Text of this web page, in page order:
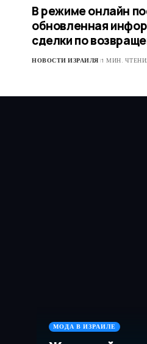
В режиме онлайн
обновленная
сделки по
НОВОСТИ ИЗРАИЛЯ 1 МИН.
МОДА В ИЗРАИЛЕ